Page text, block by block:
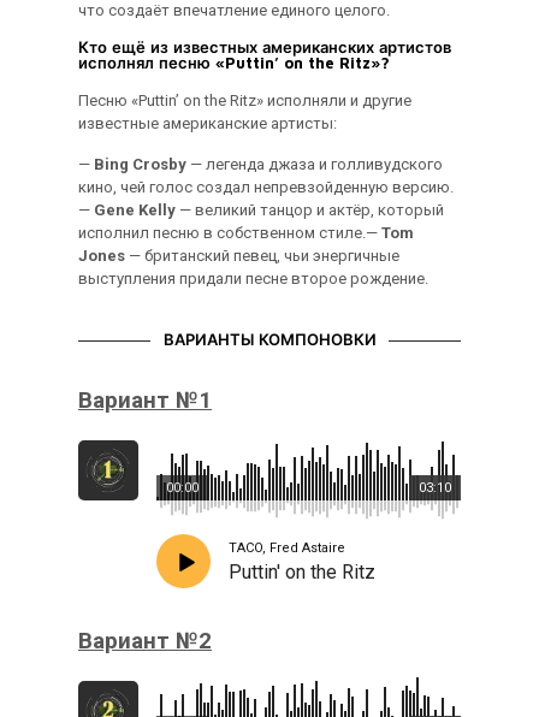
что создаёт впечатление единого целого.
Кто ещё из известных американских артистов
исполнял песню «Puttin’ on the Ritz»?
Песню «Puttin’ on the Ritz» исполняли и другие
известные американские артисты:
— Bing Crosby — легенда джаза и голливудского
кино, чей голос создал непревзойденную версию.
— Gene Kelly — великий танцор и актёр, который
исполнил песню в собственном стиле.— Tom
Jones — британский певец, чьи энергичные
выступления придали песне второе рождение.
ВАРИАНТЫ КОМПОНОВКИ
Вариант №1
03:10
00:00
TACO, Fred Astaire
Puttin' on the Ritz
Вариант №2